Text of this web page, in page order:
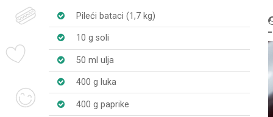
Pileći bataci (1,7 kg)
10 g soli
50 ml ulja
400 g luka
400 g paprike